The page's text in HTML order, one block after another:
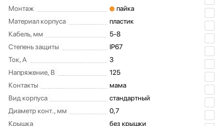
Монтаж
пайка
Материал корпуса
пластик
Кабель, мм
5-8
Степень защиты
IP67
Ток, А
3
Напряжение, В
125
Контакты
мама
Вид корпуса
стандартный
Диаметр конт., мм
0,7
Крышка
без крышки